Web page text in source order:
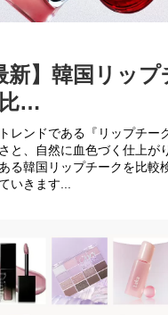
新】韓国リッ
…
レンドである『リップチー
と、自然に血色づく仕上が
る韓国リップチークを比較
いきます...